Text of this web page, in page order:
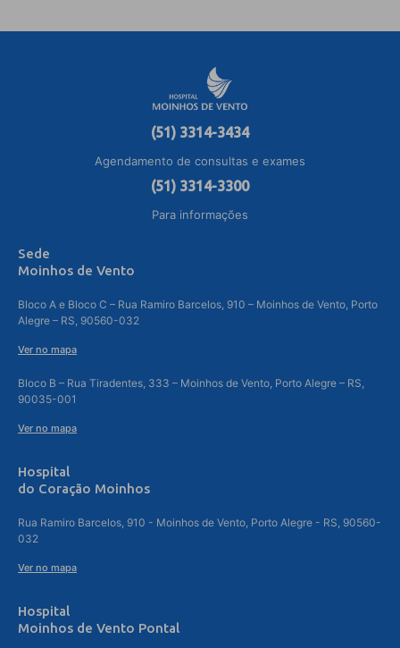
(51) 3314-3434
Agendamento de consultas e exames
(51) 3314-3300
Para informações
Sede
Moinhos de Vento
Bloco A e Bloco C – Rua Ramiro Barcelos, 910 – Moinhos de Vento, Porto
Alegre – RS, 90560-032
Ver no mapa
Bloco B – Rua Tiradentes, 333 – Moinhos de Vento, Porto Alegre – RS,
90035-001
Ver no mapa
Hospital
do Coração Moinhos
Rua Ramiro Barcelos, 910 - Moinhos de Vento, Porto Alegre - RS, 90560-
032
Ver no mapa
Hospital
Moinhos de Vento Pontal